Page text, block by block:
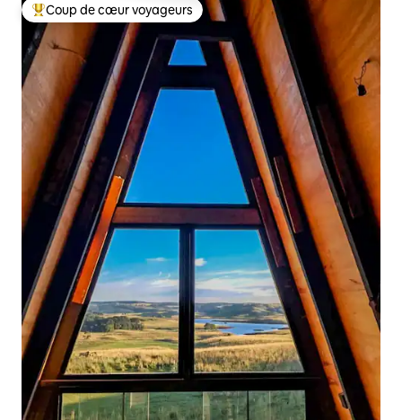
Coups de cœur voyageurs les plus appréciés
Coup de cœur voyageurs